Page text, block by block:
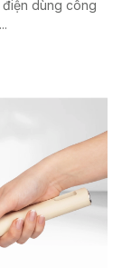
điện dùng công